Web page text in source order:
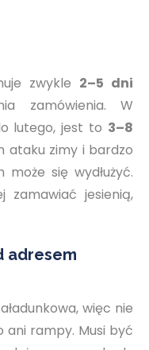
zwykle 2–5 dni
zamówienia. W
lutego, jest to 3–8
ataku zimy i bardzo
się wydłużyć.
zamawiać jesienią,
adresem
więc nie
ani rampy. Musi być